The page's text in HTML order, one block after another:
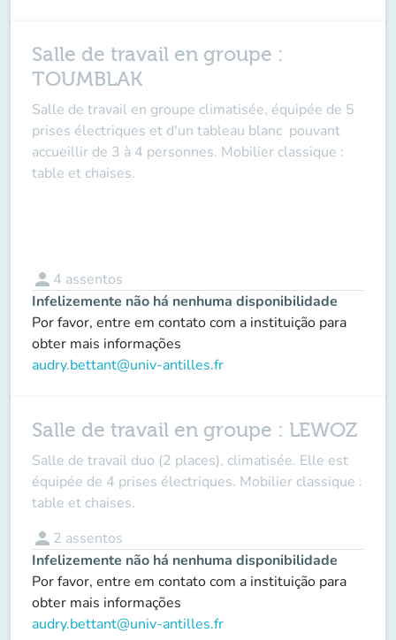
Salle de travail en groupe :
TOUMBLAK
Salle de travail en groupe climatisée, équipée de 5
prises électriques et d'un tableau blanc pouvant
accueillir de 3 à 4 personnes. Mobilier classique :
table et chaises.
person 4 assentos
Infelizemente não há nenhuma disponibilidade
Por favor, entre em contato com a instituição para
obter mais informações
audry.bettant@univ-antilles.fr
Salle de travail en groupe : LEWOZ
Salle de travail duo (2 places), climatisée. Elle est
équipée de 4 prises électriques. Mobilier classique :
table et chaises.
person 2 assentos
Infelizemente não há nenhuma disponibilidade
Por favor, entre em contato com a instituição para
obter mais informações
audry.bettant@univ-antilles.fr